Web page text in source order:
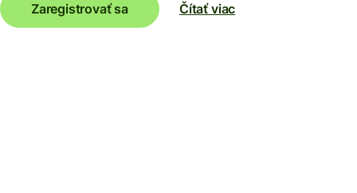
Zaregistrovať sa Čítať viac